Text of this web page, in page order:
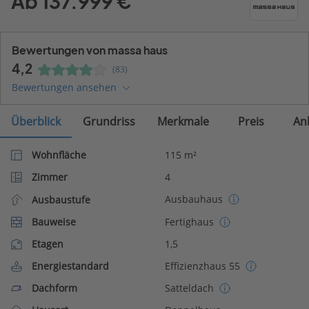
Bewertungen von massa haus
4,2 (83)
Bewertungen ansehen
Überblick Grundriss Merkmale Preis
Wohnfläche
115 m²
Zimmer
4
Ausbaustufe
Ausbauhaus
Bauweise
Fertighaus
Etagen
1,5
Energiestandard
Effizienzhaus 55
Dachform
Satteldach